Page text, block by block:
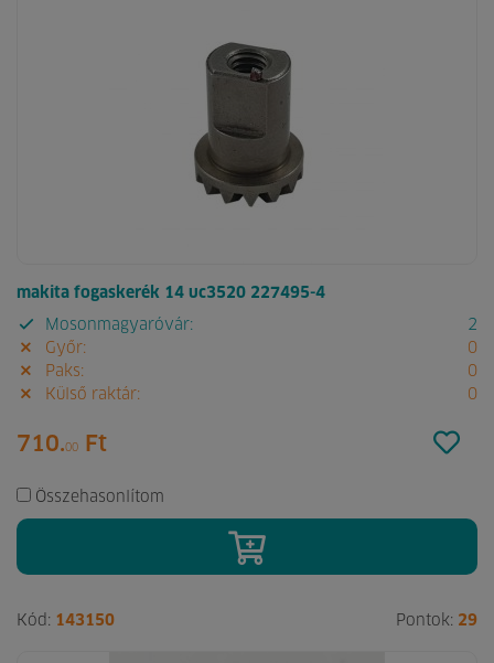
makita fogaskerék 14 uc3520 227495-4
Mosonmagyaróvár:
2
Győr:
0
Paks:
0
Külső raktár:
0
710.00 Ft
Összehasonlítom
Kód: 143150 Pontok: 29